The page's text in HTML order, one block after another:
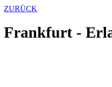
ZURÜCK
Frankfurt -